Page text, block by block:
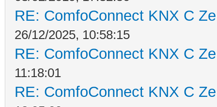
RE: ComfoConnect KNX C
26/12/2025, 10:58:15
RE: ComfoConnect KNX C
11:18:01
RE: ComfoConnect KNX C